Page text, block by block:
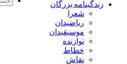
زندگینامه بزرگان
شعرا
ریاضیدان
موسیقیدان
نوازنده
خطاط
نقاش